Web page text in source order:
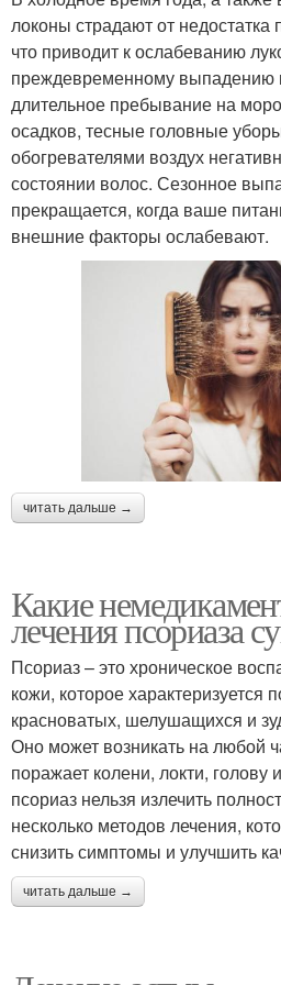
локоны страдают от недостатка
что приводит к ослабеванию
преждевременному выпадению
длительное пребывание на
осадков, тесные головные
обогревателями воздух
состоянии волос. Сезонное
прекращается, когда ваше
внешние факторы ослабевают.
читать дальше →
Какие
лечения псориаза
Псориаз – это хроническое
кожи, которое характеризуется
красноватых, шелушащихся и
Оно может возникать на любой
поражает колени, локти, голову
псориаз нельзя излечить
несколько методов лечения,
снизить симптомы и улучшить
читать дальше →